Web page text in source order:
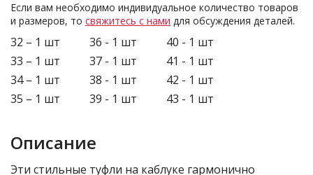
Если вам необходимо индивидуальное количество товаров
и размеров, то свяжитесь с нами для обсуждения деталей.
32 – 1 шт
33 – 1 шт
34 – 1 шт
35 – 1 шт
36 - 1 шт
37 - 1 шт
38 - 1 шт
39 - 1 шт
40 - 1 шт
41 - 1 шт
42 - 1 шт
43 - 1 шт
Описание
Эти стильные туфли на каблуке гармонично